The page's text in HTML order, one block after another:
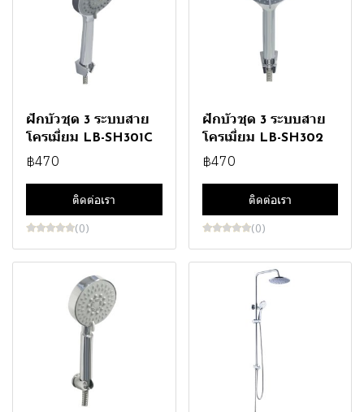
ฝักบัวชุด 3 ระบบสาย
โครเมี่ยม LB-SH301C
฿470
ติดต่อเรา
(0)
ฝักบัวชุด 3 ระบบสาย
โครเมี่ยม LB-SH302
฿470
ติดต่อเรา
(0)